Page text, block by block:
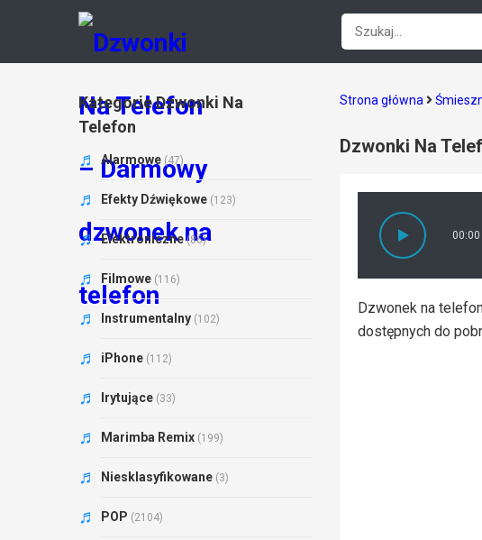
Strona główna
Dzwonki Na
00:00
Dzwonek na
dostępnych do
Kategorie Dzwonki Na
Telefon
Alarmowe (47)
Efekty Dźwiękowe (123)
Elektroniczne (86)
Filmowe (116)
Instrumentalny (102)
iPhone (112)
Irytujące (33)
Marimba Remix (199)
Niesklasyfikowane (3)
POP (2104)